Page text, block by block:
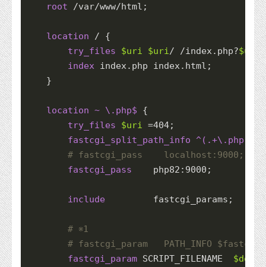
root /var/www/html;
location / {
try_files
$uri $uri / /index.php?$uri&
index index.php index.html;
    }
location ~ \.php$ {
try_files
$uri =404;
fastcgi_split_path_info ^(.+\.php)(/
# fastcgi_pass    localhost:9000;
fastcgi_pass
    php82:
9000 ;
include
         fastcgi_params;
# ※1
# fastcgi_param   PATH_INFO
fastcgi_param SCRIPT_FILENAME